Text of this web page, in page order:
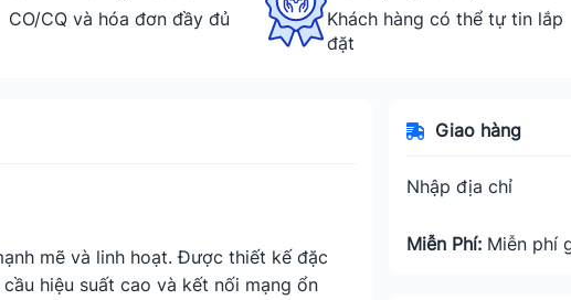
CO/CQ và hóa đơn đầy đủ
Khách hàng có thể tự tin lắp
đặt
mẽ và linh hoạt. Được thiết kế đặc
hiệu suất cao và kết nối mạng ổn
Giao hàng
Nhập địa chỉ
Miễn Phí: Miễn phí